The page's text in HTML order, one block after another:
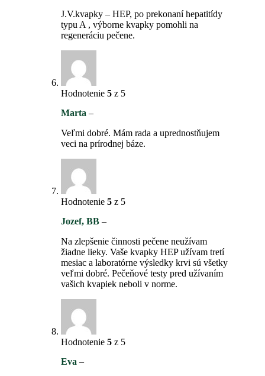
J.V.kvapky – HEP, po prekonaní hepatitídy
typu A , výborne kvapky pomohli na
regeneráciu pečene.
Hodnotenie 5 z 5
Marta –
Veľmi dobré. Mám rada a uprednostňujem
veci na prírodnej báze.
Hodnotenie 5 z 5
Jozef, BB –
Na zlepšenie činnosti pečene neužívam
žiadne lieky. Vaše kvapky HEP užívam tretí
mesiac a laboratórne výsledky krvi sú všetky
veľmi dobré. Pečeňové testy pred užívaním
vašich kvapiek neboli v norme.
Hodnotenie 5 z 5
Eva –